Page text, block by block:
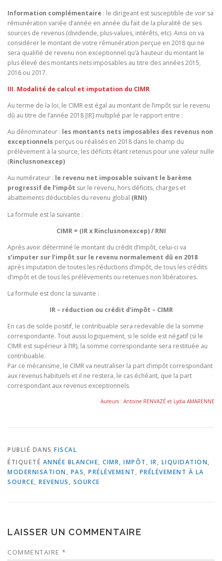
Information complémentaire : le dirigeant est susceptible de voir sa
rémunération variée d’année en année du fait de la pluralité de ses
sources de revenus (dividende, plus-values, intérêts, etc). Ainsi on va
considérer le montant de votre rémunération perçue en 2018 qui ne
sera qualifié de revenu non exceptionnel qu’à hauteur du montant le
plus élevé des montants nets imposables au titre des années 2015,
2016 ou 2017.
III. Modalité de calcul et imputation du CIMR
Au terme de la loi, le CIMR est égal au montant de l’impôt sur le revenu
dû au titre de l’année 2018 [IR] multiplié par le rapport entre :
Au dénominateur : les montants nets imposables des revenus non
exceptionnels perçus ou réalisés en 2018 dans le champ du
prélèvement à la source, les déficits étant retenus pour une valeur nulle
(Rinclusnonexcep)
Au numérateur : le revenu net imposable suivant le barème
progressif de l’impôt sur le revenu, hors déficits, charges et
abattements déductibles du revenu global (RNI)
La formule est la suivante :
CIMR = (IR x Rinclusnonexcep) / RNI
Après avoir déterminé le montant du crédit d’impôt, celui-ci va
s’imputer sur l’impôt sur le revenu normalement dû en 2018
après imputation de toutes les réductions d’impôt, de tous les crédits
d’impôt et de tous les prélèvements ou retenues non libératoires.
La formule est donc la suivante :
IR – réduction ou crédit d’impôt – CIMR
En cas de solde positif, le contribuable sera redevable de la somme
correspondante. Tout aussi logiquement, si le solde est négatif (si le
CIMR est supérieur à l’IR), la somme correspondante sera restituée au
contribuable.
Par ce mécanisme, le CIMR va neutraliser la part d’impôt correspondant
aux revenus habituels et il ne restera, le cas échéant, que la part
correspondant aux revenus exceptionnels.
Auteurs : Antoine RENVAZÉ et Lydia AMARENNE
PUBLIÉ DANS FISCAL
ÉTIQUETÉ ANNÉE BLANCHE, CIMR, IMPÔT , IR, LIQUIDATION,
MODERNISATION, PAS, PRÉLÈVEMENT , PRÉLÈVEMENT À LA
SOURCE, REVENUS , SOURCE
LAISSER UN COMMENTAIRE
COMMENTAIRE *